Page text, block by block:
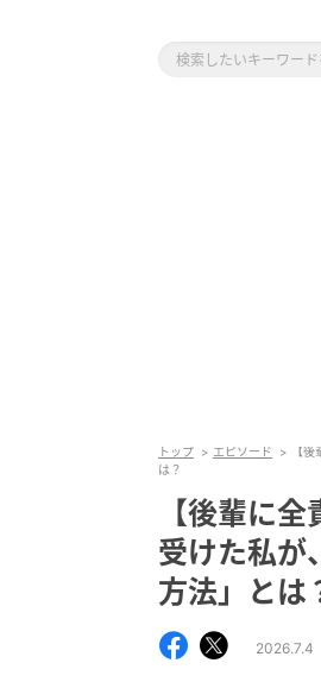
トップ エピソード
【
は？
【後輩に
受けた私が
方法」とは
2026.7.4